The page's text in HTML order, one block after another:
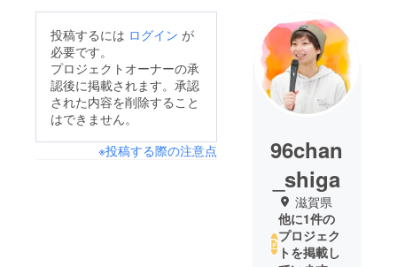
投稿するには ログイン が
必要です。
プロジェクトオーナーの承
認後に掲載されます。承認
された内容を削除すること
はできません。
※投稿する際の注意点
96chan
_shiga
滋賀県
他に1件の
プロジェク
トを掲載し